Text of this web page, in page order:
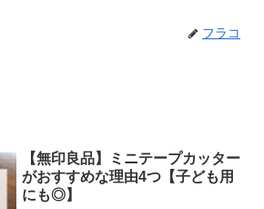
フラコ
【無印良品】ミニテープカッター
がおすすめな理由4つ【子ども用
にも◎】